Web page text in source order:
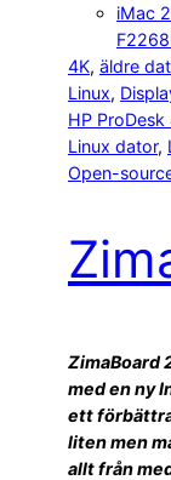
iMac
4K, äldre
Linux,
HP
Linux dator,
Open-
ZimaBoard
med en ny
ett
liten men
allt från